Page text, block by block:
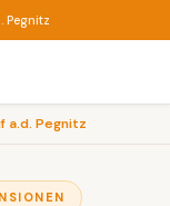
Pegnitz
a.d. Pegnitz